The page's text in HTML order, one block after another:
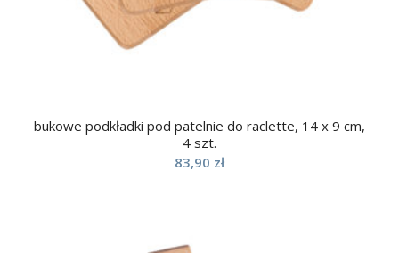
bukowe podkładki pod patelnie do raclette, 14 x 9 cm,
4 szt.
83,90 zł